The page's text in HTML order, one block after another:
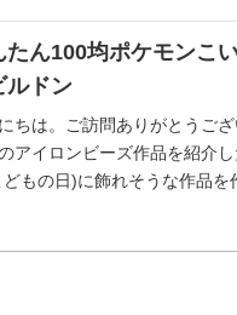
たん100均ポケモンこ
ルドン
ちは。ご訪問ありがとうご
アイロンビーズ作品を紹介
どもの日)に飾れそうな作品